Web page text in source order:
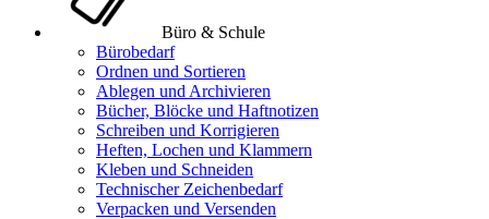
Büro & Schule
Bürobedarf
Ordnen und Sortieren
Ablegen und Archivieren
Bücher, Blöcke und Haftnotizen
Schreiben und Korrigieren
Heften, Lochen und Klammern
Kleben und Schneiden
Technischer Zeichenbedarf
Verpacken und Versenden